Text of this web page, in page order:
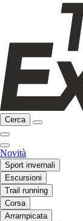
Cerca
Novità
Sport invernali
Escursioni
Trail running
Corsa
Arrampicata